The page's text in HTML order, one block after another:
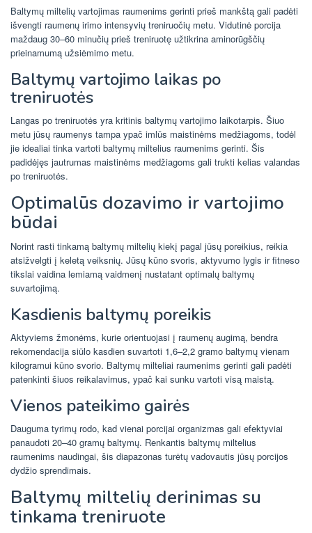
Baltymų miltelių vartojimas raumenims gerinti prieš mankštą gali padėti
išvengti raumenų irimo intensyvių treniruočių metu. Vidutinė porcija
maždaug 30–60 minučių prieš treniruotę užtikrina aminorūgščių
prieinamumą užsiėmimo metu.
Baltymų vartojimo laikas po
treniruotės
Langas po treniruotės yra kritinis baltymų vartojimo laikotarpis. Šiuo
metu jūsų raumenys tampa ypač imlūs maistinėms medžiagoms, todėl
jie idealiai tinka vartoti baltymų miltelius raumenims gerinti. Šis
padidėjęs jautrumas maistinėms medžiagoms gali trukti kelias valandas
po treniruotės.
Optimalūs dozavimo ir vartojimo
būdai
Norint rasti tinkamą baltymų miltelių kiekį pagal jūsų poreikius, reikia
atsižvelgti į keletą veiksnių. Jūsų kūno svoris, aktyvumo lygis ir fitneso
tikslai vaidina lemiamą vaidmenį nustatant optimalų baltymų
suvartojimą.
Kasdienis baltymų poreikis
Aktyviems žmonėms, kurie orientuojasi į raumenų augimą, bendra
rekomendacija siūlo kasdien suvartoti 1,6–2,2 gramo baltymų vienam
kilogramui kūno svorio. Baltymų milteliai raumenims gerinti gali padėti
patenkinti šiuos reikalavimus, ypač kai sunku vartoti visą maistą.
Vienos pateikimo gairės
Dauguma tyrimų rodo, kad vienai porcijai organizmas gali efektyviai
panaudoti 20–40 gramų baltymų. Renkantis baltymų miltelius
raumenims naudingai, šis diapazonas turėtų vadovautis jūsų porcijos
dydžio sprendimais.
Baltymų miltelių derinimas su
tinkama treniruote